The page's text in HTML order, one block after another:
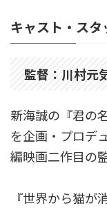
キャスト・スタ
監督：川村元
新海誠の『君の
を企画・プロデ
編映画二作目の
『世界から猫が